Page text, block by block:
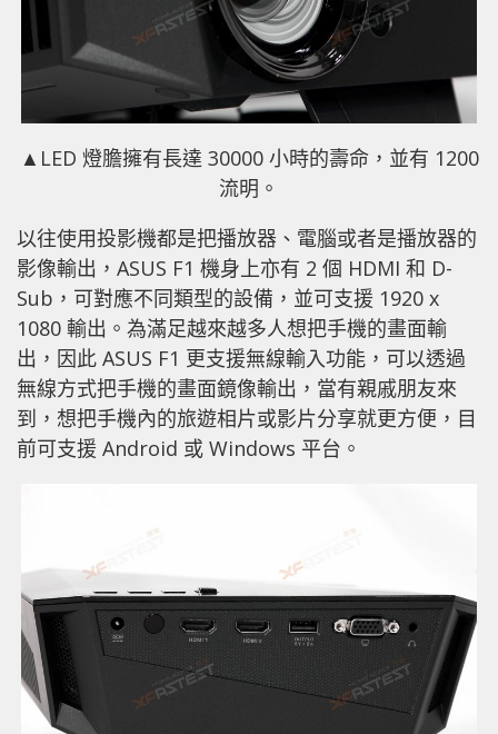
▲LED 燈膽擁有長達 30000 小時的壽命，並有 1200
流明。
以往使用投影機都是把播放器、電腦或者是播放器的
影像輸出，ASUS F1 機身上亦有 2 個 HDMI 和 D-
Sub，可對應不同類型的設備，並可支援 1920 x
1080 輸出。為滿足越來越多人想把手機的畫面輸
出，因此 ASUS F1 更支援無線輸入功能，可以透過
無線方式把手機的畫面鏡像輸出，當有親戚朋友來
到，想把手機內的旅遊相片或影片分享就更方便，目
前可支援 Android 或 Windows 平台。